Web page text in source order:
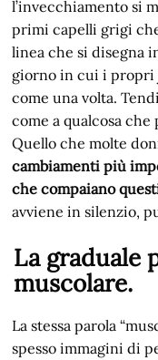
l’invecchiamento si
primi capelli grigi
linea che si disegna
giorno in cui i propri
come una volta.
come a qualcosa
Quello che molte
cambiamenti più
che compaiano
avviene in silenzio,
La graduale
muscolare.
La stessa parola
spesso immagini di